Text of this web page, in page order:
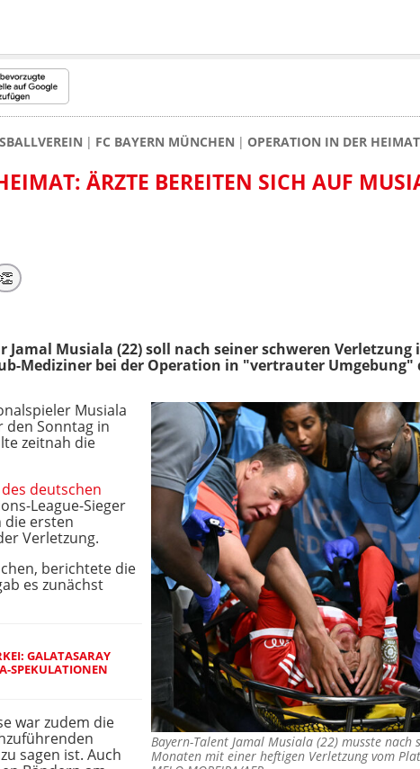
FC BAYERN MÜNCHEN OPERATION IN DER
ÄRZTE BEREITEN SICH AUF
👏
Jamal Musiala (22) soll nach seiner schweren
Mediziner bei der Operation in "vertrauter Umgebung"
Bayern-Talent Jamal Musiala (22) musste
Monaten mit einer heftigen Verletzung vom
Musiala
den Sonntag in
zeitnah die
deutschen
League-Sieger
die ersten
Verletzung.
berichtete die
es zunächst
GALATASARAY
SPEKULATIONEN
war zudem die
sagen ist. Auch